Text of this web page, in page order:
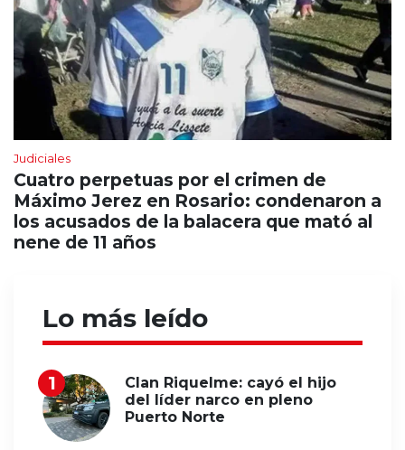
Judiciales
Cuatro perpetuas por el crimen de
Máximo Jerez en Rosario: condenaron a
los acusados de la balacera que mató al
nene de 11 años
Lo más leído
Clan Riquelme: cayó el hijo
del líder narco en pleno
Puerto Norte